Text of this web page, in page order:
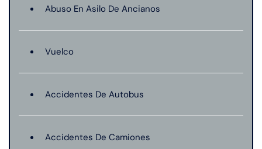
Abuso En Asilo De Ancianos
Vuelco
Accidentes De Autobus
Accidentes De Camiones